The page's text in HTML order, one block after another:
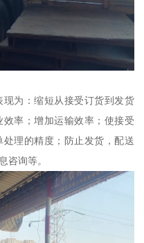
为：缩短从接受订货到发货
率；增加运输效率；使接受
理的精度；防止发货，配送
咨询等。